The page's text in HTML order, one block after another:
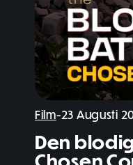
Film-23 Augusti
Den